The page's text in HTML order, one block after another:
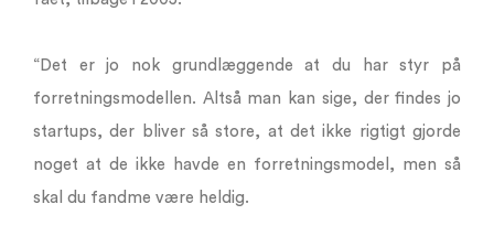
“Det er jo nok grundlæggende at du har styr på
forretningsmodellen. Altså man kan sige, der findes jo
startups, der bliver så store, at det ikke rigtigt gjorde
noget at de ikke havde en forretningsmodel, men så
skal du fandme være heldig.